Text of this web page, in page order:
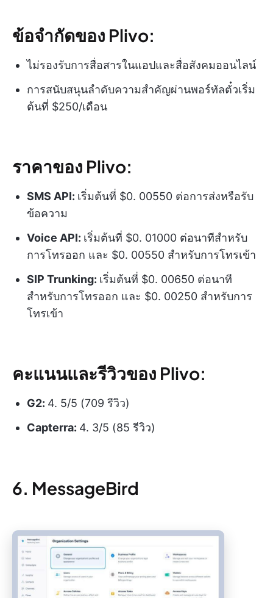
ข้อจำกัดของ Plivo:
ไม่รองรับการสื่อสารในแอปและสื่อสังคมออนไลน์
การสนับสนุนลำดับความสำคัญผ่านพอร์ทัลตั๋วเริ่ม
ต้นที่ $250/เดือน
ราคาของ Plivo:
SMS API: เริ่มต้นที่ $0. 00550 ต่อการส่งหรือรับ
ข้อความ
Voice API: เริ่มต้นที่ $0. 01000 ต่อนาทีสำหรับ
การโทรออก และ $0. 00550 สำหรับการโทรเข้า
SIP Trunking: เริ่มต้นที่ $0. 00650 ต่อนาที
สำหรับการโทรออก และ $0. 00250 สำหรับการ
โทรเข้า
คะแนนและรีวิวของ Plivo:
G2: 4. 5/5 (709 รีวิว)
Capterra: 4. 3/5 (85 รีวิว)
6. MessageBird